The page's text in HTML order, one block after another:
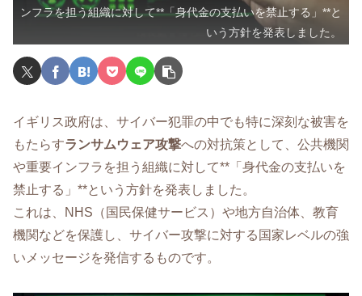
ンフラを担う組織に対して**「身代金の支払いを禁止する」**と
いう方針を発表しました。
イギリス政府は、サイバー犯罪の中でも特に深刻な被害を
もたらすランサムウェア攻撃への対抗策として、公共機関
や重要インフラを担う組織に対して**「身代金の支払いを
禁止する」**という方針を発表しました。
これは、NHS（国民保健サービス）や地方自治体、教育
機関などを保護し、サイバー攻撃に対する国家レベルの強
いメッセージを発信するものです。